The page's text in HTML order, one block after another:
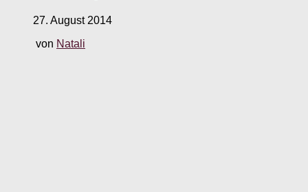
27. August 2014
von Natali